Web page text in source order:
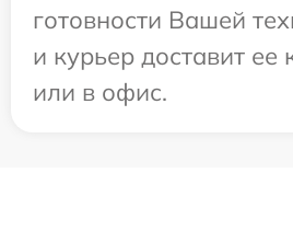
готовности Вашей
и курьер доставит ее
или в офис.